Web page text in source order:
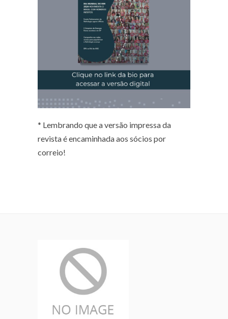
* Lembrando que a versão impressa da
revista é encaminhada aos sócios por
correio!